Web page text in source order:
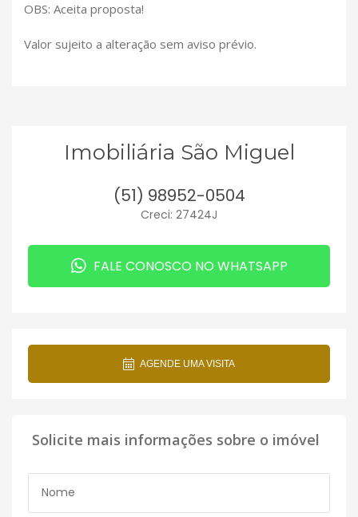
OBS: Aceita proposta!
Valor sujeito a alteração sem aviso prévio.
Imobiliária São Miguel
(51) 98952-0504
Creci: 27424J
FALE CONOSCO NO WHATSAPP
AGENDE UMA VISITA
Solicite mais informações sobre o imóvel